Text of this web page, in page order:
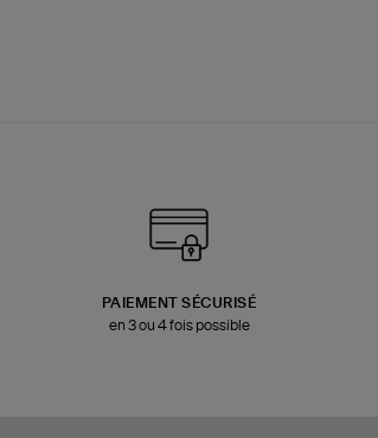
PAIEMENT SÉCURISÉ
en 3 ou 4 fois possible